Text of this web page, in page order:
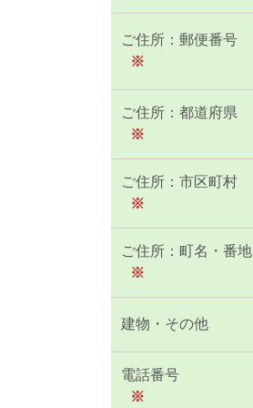
ご住所：郵便番号
※
ご住所：都道府県
※
ご住所：市区町村
※
ご住所：町名・番地
※
建物・その他
電話番号
※